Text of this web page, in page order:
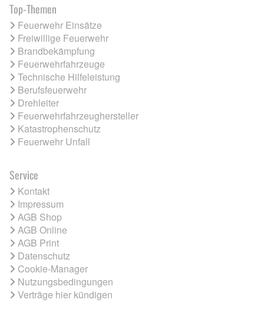
Top-Themen
Feuerwehr Einsätze
Freiwillige Feuerwehr
Brandbekämpfung
Feuerwehrfahrzeuge
Technische Hilfeleistung
Berufsfeuerwehr
Drehleiter
Feuerwehrfahrzeughersteller
Katastrophenschutz
Feuerwehr Unfall
Service
Kontakt
Impressum
AGB Shop
AGB Online
AGB Print
Datenschutz
Cookie-Manager
Nutzungsbedingungen
Verträge hier kündigen